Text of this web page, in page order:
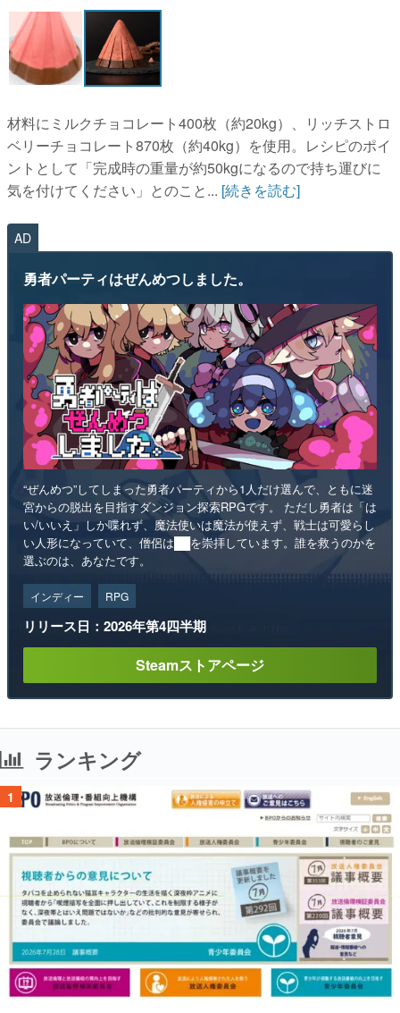
運営：株式会社マレ
材料にミルクチョコレート400枚（約20kg）、リッチストロ
ベリーチョコレート870枚（約40kg）を使用。レシピのポイ
ントとして「完成時の重量が約50kgになるので持ち運びに
気を付けてください」とのこと... [続きを読む]
AD
勇者パーティはぜんめつしました。
“ぜんめつ”してしまった勇者パーティから1人だけ選んで、ともに迷
宮からの脱出を目指すダンジョン探索RPGです。 ただし勇者は「は
い/いいえ」しか喋れず、魔法使いは魔法が使えず、戦士は可愛らし
い人形になっていて、僧侶は██を崇拝しています。誰を救うのかを
選ぶのは、あなたです。
インディー RPG
リリース日：2026年第4四半期
Steamストアページ
ランキング
1